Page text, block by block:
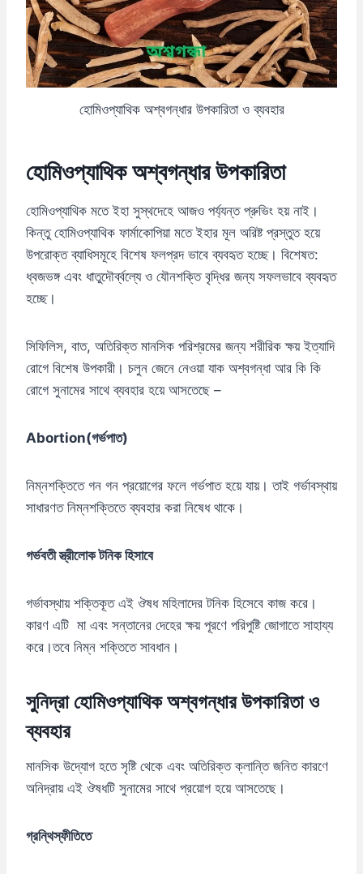
হোমিওপ্যাথিক অশ্বগন্ধার উপকারিতা ও ব্যবহার
হোমিওপ্যাথিক অশ্বগন্ধার উপকারিতা
হোমিওপ্যাথিক মতে ইহা সুস্থদেহে আজও পর্য্যন্ত প্রুভিং হয় নাই।
কিন্তু হোমিওপ্যাথিক ফার্মাকোপিয়া মতে ইহার মূল অরিষ্ট প্রস্তুত হয়ে
উপরোক্ত ব্যাধিসমূহে বিশেষ ফলপ্রদ ভাবে ব্যবহৃত হচ্ছে। বিশেষত:
ধ্বজভঙ্গ এবং ধাতুদৌৰ্ব্বল্যে ও যৌনশক্তি বৃদ্ধির জন্য সফলভাবে ব্যবহৃত
হচ্ছে।
সিফিলিস, বাত, অতিরিক্ত মানসিক পরিশ্রমের জন্য শরীরিক ক্ষয় ইত্যাদি
রোগে বিশেষ উপকারী। চলুন জেনে নেওয়া যাক অশ্বগন্ধা আর কি কি
রোগে সুনামের সাথে ব্যবহার হয়ে আসতেছে –
Abortion(গর্ভপাত)
নিম্নশক্তিতে গন গন প্রয়োগের ফলে গর্ভপাত হয়ে যায়। তাই গর্ভাবস্থায়
সাধারণত নিম্নশক্তিতে ব্যবহার করা নিষেধ থাকে।
গর্ভবতী স্ত্রীলোক টনিক হিসাবে
গর্ভাবস্থায় শক্তিকূত এই ঔষধ মহিলাদের টনিক হিসেবে কাজ করে।
কারণ এটি মা এবং সন্তানের দেহের ক্ষয় পূরণে পরিপুষ্টি জোগাতে সাহায্য
করে।তবে নিম্ন শক্তিতে সাবধান।
সুনিদ্রা হোমিওপ্যাথিক অশ্বগন্ধার উপকারিতা ও
ব্যবহার
মানসিক উদ্যোগ হতে সৃষ্টি থেকে এবং অতিরিক্ত ক্লান্তি জনিত কারণে
অনিদ্রায় এই ঔষধটি সুনামের সাথে প্রয়োগ হয়ে আসতেছে।
গ্রন্থিস্ফীতিতে